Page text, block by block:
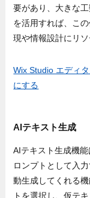
要があり、大きな
を活用すれば、こ
現や情報設計にリ
Wix Studio エディ
にする
AIテキスト生成
AIテキスト生成機
ロンプトとして入
動生成してくれる
トを選択し、仮テ